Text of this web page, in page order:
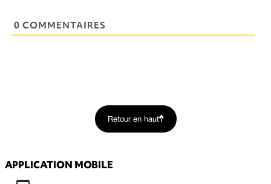
0 COMMENTAIRES
Retour en haut
APPLICATION MOBILE